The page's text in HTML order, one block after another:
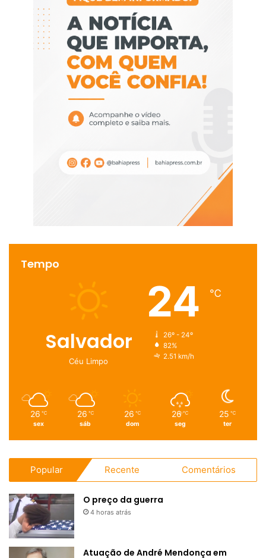
Tempo
Salvador
Céu Limpo
24 ℃
26º - 24º
82%
2.51 km/h
26 ℃
sex
26 ℃
sáb
26 ℃
dom
26 ℃
seg
25 ℃
ter
Popular Recente Comentários
O preço da guerra
4 horas atrás
Atuação de André Mendonça em